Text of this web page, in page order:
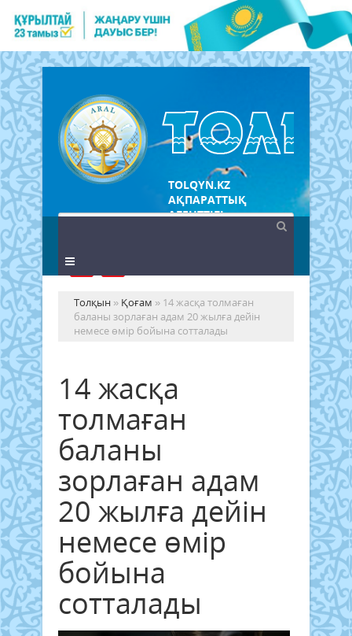
TOLQYN.KZ
АҚПАРАТТЫҚ
АГЕНТТІГІ
Толқын » Қоғам » 14 жасқа толмаған
баланы зорлаған адам 20 жылға дейін
немесе өмір бойына сотталады
14 жасқа
толмаған
баланы
зорлаған адам
20 жылға дейін
немесе өмір
бойына
сотталады